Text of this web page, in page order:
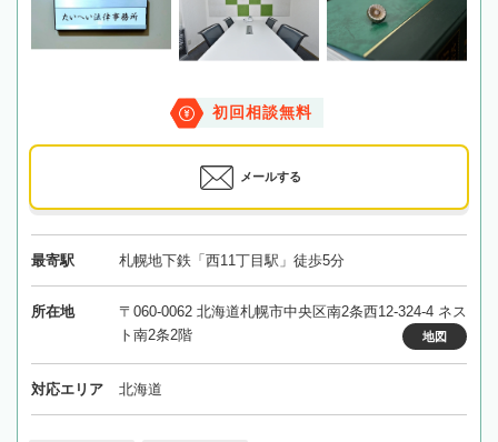
初回相談無料
メールする
最寄駅 札幌地下鉄「西11丁目駅」徒歩5分
所在地
〒060-0062 北海道札幌市中央区南2条西12-324-4 ネス
ト南2条2階
地図
対応エリア 北海道